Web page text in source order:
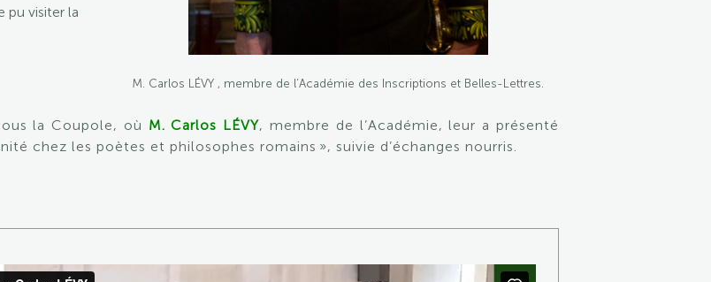
pu visiter la
M. Carlos LÉVY , membre de l’Académie des Inscriptions et Belles-Lettres.
la Coupole, où M. Carlos LÉVY, membre de l’Académie, leur a présenté
chez les poètes et philosophes romains », suivie d’échanges nourris.